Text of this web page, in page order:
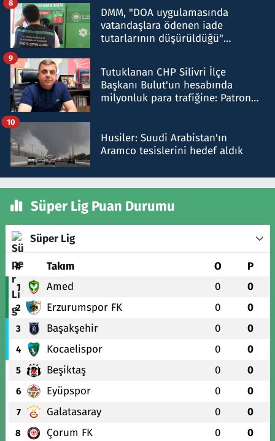
DMM, "DOA uygulamasında
vatandaşlara ödenen iade
tutarlarının düşürüldüğü"
8
Tutuklanan CHP Silivri İlçe
Başkanı Bulut'un hesabında
milyonluk para trafiğine: Patron
9
Husiler: Suudi Arabistan'ın
Aramco tesislerini hedef aldık
10
Süper Lig Puan Durumu
Süper Lig
# Takım O P
1 Amed 0 0
2 Erzurumspor FK 0 0
3 Başakşehir 0 0
4 Kocaelispor 0 0
5 Beşiktaş 0 0
6 Eyüpspor 0 0
7 Galatasaray 0 0
8 Çorum FK 0 0